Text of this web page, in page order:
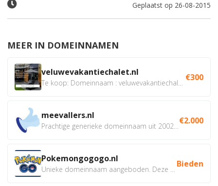
Geplaatst op 26-08-2015
MEER IN DOMEINNAMEN
veluwevakantiechalet.nl €300
meevallers.nl €2.000
Pokemongogogo.nl Bieden